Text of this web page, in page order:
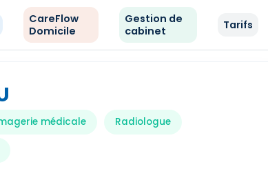
CareFlow
Domicile
Gestion de
cabinet
Tarifs
médicale Radiologue